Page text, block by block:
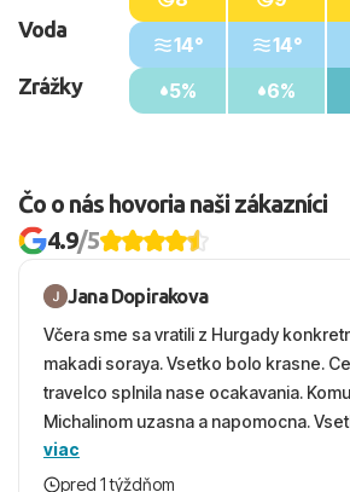
Voda
Zrážky
14°
5%
14°
6%
Čo o nás hovoria naši zákazníci
4.9/5
Jana Dopirakova
Včera sme sa vratili z Hurgady
makadi soraya. Vsetko bolo krasne.
travelco splnila nase ocakavania.
Michalinom uzasna a napomocna.
vecernych hodinach zaco sa
krasny, cisty. Sluzby top. Strava,
viac
pred 1 týždňom